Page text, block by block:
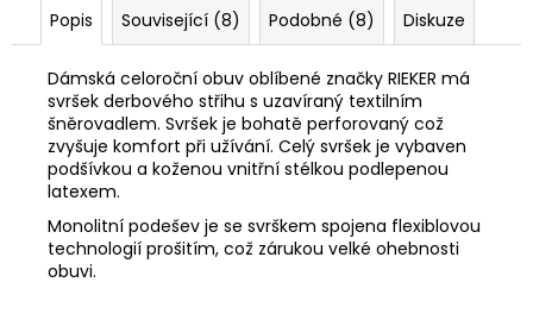
Popis Související (8) Podobné (8) Diskuze
Dámská celoroční obuv oblíbené značky RIEKER má
svršek derbového střihu s uzavíraný textilním
šněrovadlem. Svršek je bohatě perforovaný což
zvyšuje komfort při užívání. Celý svršek je vybaven
podšívkou a koženou vnitřní stélkou podlepenou
latexem.
Monolitní podešev je se svrškem spojena flexiblovou
technologií prošitím, což zárukou velké ohebnosti
obuvi.